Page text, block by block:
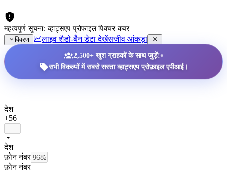
महत्वपूर्ण सूचना: व्हाट्सएप प्रोफाइल पिक्चर कवर
विवरण
लाइव शैडो-बैन डेटा देखेंसजीव आंकड़ा
2,500+ खुश ग्राहकों के साथ जुड़ें!•
सभी विकल्पों में सबसे सस्ता व्हाट्सएप प्रोफ़ाइल एपीआई।
देश
+56
देश
फ़ोन नंबर
फ़ोन नंबर